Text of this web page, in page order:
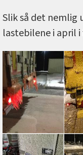
Slik så det nemlig
lastebilene i april i